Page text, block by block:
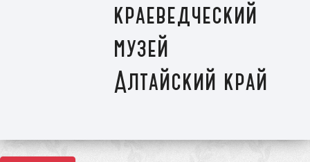
краеведческий
музей
Алтайский край